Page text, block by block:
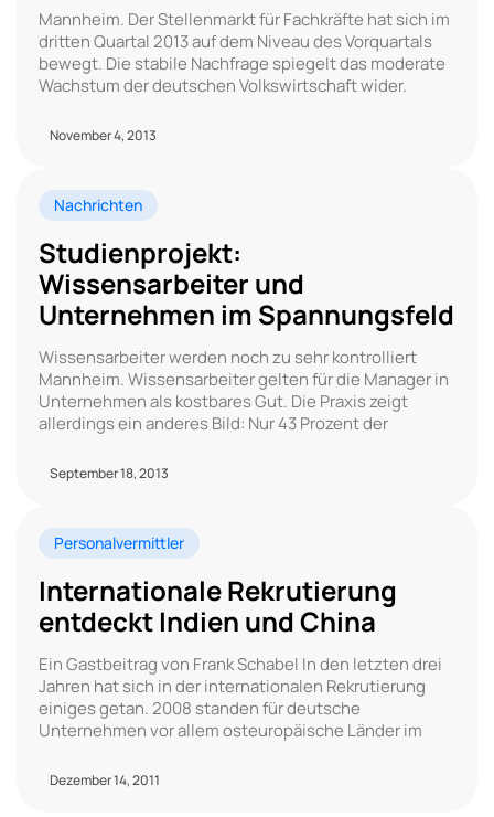
Mannheim. Der Stellenmarkt für Fachkräfte hat sich im
dritten Quartal 2013 auf dem Niveau des Vorquartals
bewegt. Die stabile Nachfrage spiegelt das moderate
Wachstum der deutschen Volkswirtschaft wider.
November 4, 2013
Nachrichten
Studienprojekt:
Wissensarbeiter und
Unternehmen im Spannungsfeld
Wissensarbeiter werden noch zu sehr kontrolliert
Mannheim. Wissensarbeiter gelten für die Manager in
Unternehmen als kostbares Gut. Die Praxis zeigt
allerdings ein anderes Bild: Nur 43 Prozent der
September 18, 2013
Personalvermittler
Internationale Rekrutierung
entdeckt Indien und China
Ein Gastbeitrag von Frank Schabel In den letzten drei
Jahren hat sich in der internationalen Rekrutierung
einiges getan. 2008 standen für deutsche
Unternehmen vor allem osteuropäische Länder im
Dezember 14, 2011